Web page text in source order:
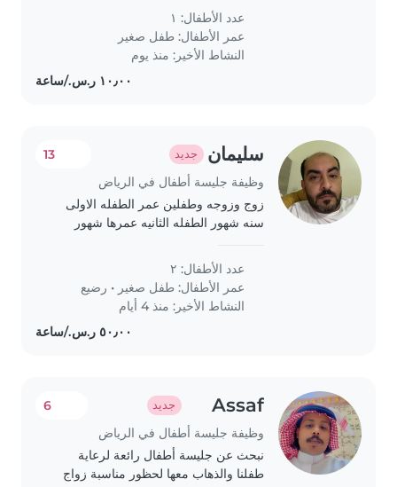
chores, and homework help. If
you enjoy engaging with an
energetic and friendly toddler,
we'd love..
عدد الأطفال: ١
عمر الأطفال: طفل صغير
النشاط الأخير: منذ يوم
سليمان جديد
وظيفة جليسة أطفال في الرياض
13
زوج وزوجه وطفلين عمر الطفله الاولى
سنه شهور الطفله الثانيه عمرها شهور
عدد الأطفال: ٢
عمر الأطفال: طفل صغير • رضيع
النشاط الأخير: منذ 4 أيام
Assaf جديد
وظيفة جليسة أطفال في الرياض
6
نبحث عن جليسة أطفال رائعة لرعاية
طفلنا والذهاب معها لحظور مناسبة زواج